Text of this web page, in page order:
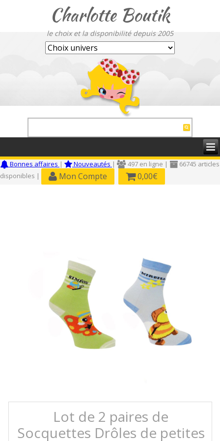
Charlotte Boutik
le choix et la disponibilité depuis 2005
Bonnes affaires | Nouveautés | 497 en ligne |
66745 articles
disponibles |
Mon Compte 0,00€
Lot de 2 paires de
Socquettes Drôles de petites